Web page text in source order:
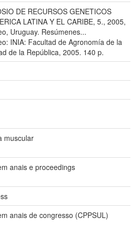
DE RECURSOS GENETICOS
LATINA Y EL CARIBE, 5., 2005,
Uruguay. Resúmenes...
INIA: Facultad de Agronomía de la
de la República, 2005. 140 p.
muscular
anais e proceedings
anais de congresso (CPPSUL)